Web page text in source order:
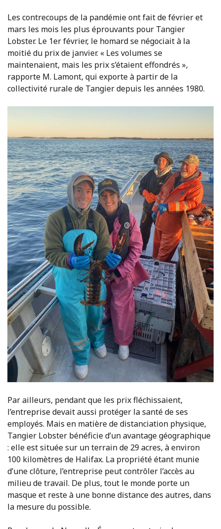
Les contrecoups de la pandémie ont fait de février et
mars les mois les plus éprouvants pour Tangier
Lobster. Le 1er février, le homard se négociait à la
moitié du prix de janvier. « Les volumes se
maintenaient, mais les prix s’étaient effondrés »,
rapporte M. Lamont, qui exporte à partir de la
collectivité rurale de Tangier depuis les années 1980.
Par ailleurs, pendant que les prix fléchissaient,
l’entreprise devait aussi protéger la santé de ses
employés. Mais en matière de distanciation physique,
Tangier Lobster bénéficie d’un avantage géographique
: elle est située sur un terrain de 29 acres, à environ
100 kilomètres de Halifax. La propriété étant munie
d’une clôture, l’entreprise peut contrôler l’accès au
milieu de travail. De plus, tout le monde porte un
masque et reste à une bonne distance des autres, dans
la mesure du possible.